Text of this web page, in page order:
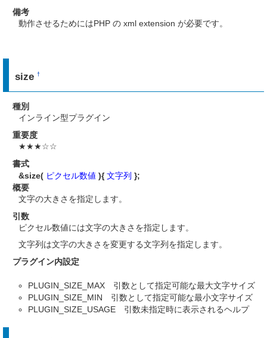
備考
動作させるためにはPHP の xml extension が必要です。
size†
種別
インライン型プラグイン
重要度
★★★☆☆
書式
&size( ピクセル数値 ){ 文字列 };
概要
文字の大きさを指定します。
引数
ピクセル数値には文字の大きさを指定します。
文字列は文字の大きさを変更する文字列を指定します。
プラグイン内設定
PLUGIN_SIZE_MAX 引数として指定可能な最大文字サイズ
PLUGIN_SIZE_MIN 引数として指定可能な最小文字サイズ
PLUGIN_SIZE_USAGE 引数未指定時に表示されるヘルプ